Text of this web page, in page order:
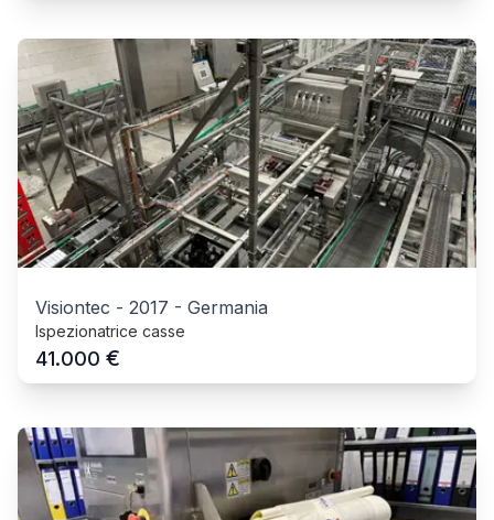
Visiontec - 2017 - Germania
Ispezionatrice casse
41.000 €